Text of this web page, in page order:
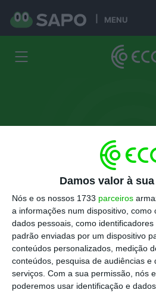
Damos valor à
Nós e os nossos 1733 parceiros
a informações num dispositivo, como
dados pessoais, como
padrão enviadas por um dispositivo
conteúdos personalizados, medição
conteúdos, pesquisa de audiências e
serviços. Com a sua permissão, nós
poderemos usar identificação e
MENU
José
Presidente da AFIA -
para a Indústria
Artigos